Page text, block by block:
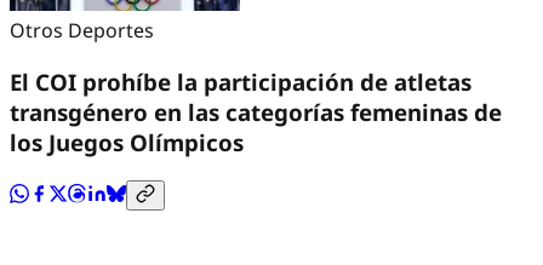
Otros Deportes
El COI prohíbe la participación de atletas
transgénero en las categorías femeninas de
los Juegos Olímpicos